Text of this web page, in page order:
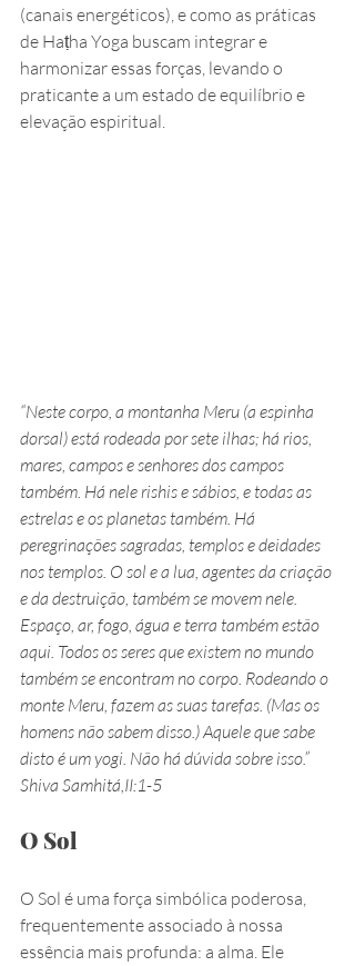
(canais energéticos), e como as práticas
de Haṭha Yoga buscam integrar e
harmonizar essas forças, levando o
praticante a um estado de equilíbrio e
elevação espiritual.
“Neste corpo, a montanha Meru (a espinha
dorsal) está rodeada por sete ilhas; há rios,
mares, campos e senhores dos campos
também. Há nele rishis e sábios, e todas as
estrelas e os planetas também. Há
peregrinações sagradas, templos e deidades
nos templos. O sol e a lua, agentes da criação
e da destruição, também se movem nele.
Espaço, ar, fogo, água e terra também estão
aqui. Todos os seres que existem no mundo
também se encontram no corpo. Rodeando o
monte Meru, fazem as suas tarefas. (Mas os
homens não sabem disso.) Aquele que sabe
disto é um yogi. Não há dúvida sobre isso.”
Shiva Samhitá,II:1-5
O Sol
O Sol é uma força simbólica poderosa,
frequentemente associado à nossa
essência mais profunda: a alma. Ele